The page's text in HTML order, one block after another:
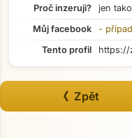
Proč inzeruji?
jen
Můj facebook
-
Tento profil
https://
《 Zpět